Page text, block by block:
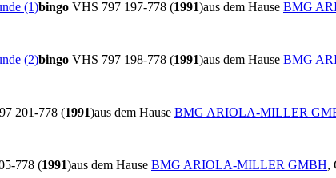
(1)bingo VHS 797 197-778 (1991)aus dem Hause BMG
(2)bingo VHS 797 198-778 (1991)aus dem Hause BMG
201-778 (1991)aus dem Hause BMG ARIOLA-MILLER
778 (1991)aus dem Hause BMG ARIOLA-MILLER GMBH,